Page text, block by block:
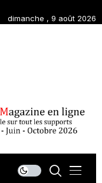
dimanche , 9 août 2026